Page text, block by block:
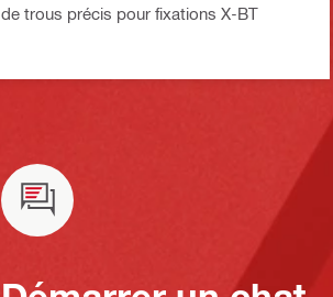
de trous précis pour fixations X-BT